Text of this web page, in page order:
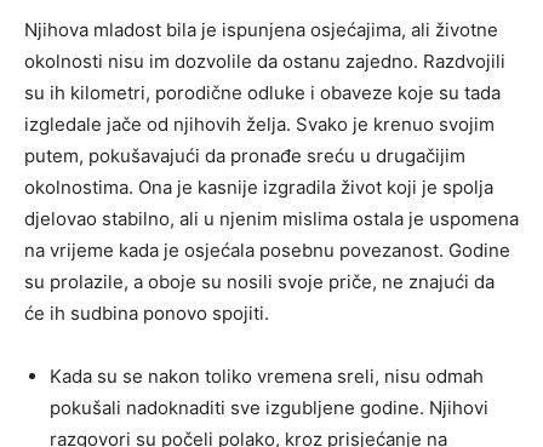
Njihova mladost bila je ispunjena osjećajima, ali životne
okolnosti nisu im dozvolile da ostanu zajedno. Razdvojili
su ih kilometri, porodične odluke i obaveze koje su tada
izgledale jače od njihovih želja. Svako je krenuo svojim
putem, pokušavajući da pronađe sreću u drugačijim
okolnostima. Ona je kasnije izgradila život koji je spolja
djelovao stabilno, ali u njenim mislima ostala je uspomena
na vrijeme kada je osjećala posebnu povezanost. Godine
su prolazile, a oboje su nosili svoje priče, ne znajući da
će ih sudbina ponovo spojiti.
Kada su se nakon toliko vremena sreli, nisu odmah
pokušali nadoknaditi sve izgubljene godine. Njihovi
razgovori su počeli polako, kroz prisjećanje na